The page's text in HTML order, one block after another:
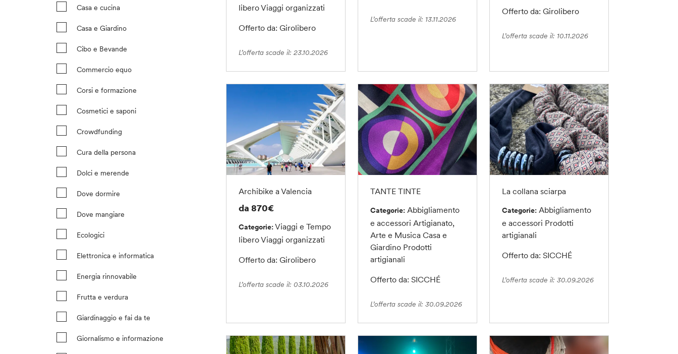
Casa e cucina
Casa e Giardino
Cibo e Bevande
Commercio equo
Corsi e formazione
Cosmetici e saponi
Crowdfunding
Cura della persona
Dolci e merende
Dove dormire
Dove mangiare
Ecologici
Elettronica e informatica
Energia rinnovabile
Frutta e verdura
Giardinaggio e fai da te
Giornalismo e informazione
liberoViaggi organizzati
Offerto da: Girolibero
L’offerta scade il: 23.10.2026
L’offerta scade il: 13.11.2026
Offerto da: Girolibero
L’offerta scade il: 10.11.2026
Archibike a Valencia
da 870€
Categorie:Viaggi e Tempo
liberoViaggi organizzati
Offerto da: Girolibero
L’offerta scade il: 03.10.2026
TANTE TINTE
Categorie: Abbigliamento
e accessoriArtigianato,
Arte e MusicaCasa e
Giardino Prodotti
artigianali
Offerto da: SICCHÉ
L’offerta scade il: 30.09.2026
La collana sciarpa
Categorie: Abbigliamento
e accessori Prodotti
artigianali
Offerto da: SICCHÉ
L’offerta scade il: 30.09.2026